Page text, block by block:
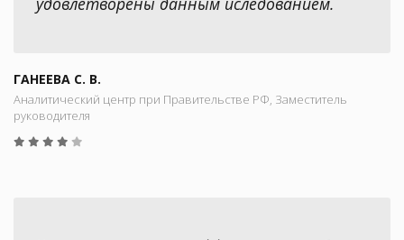
ГАНЕЕВА С. В.
Аналитический центр при Правительстве РФ, Заместитель
руководителя